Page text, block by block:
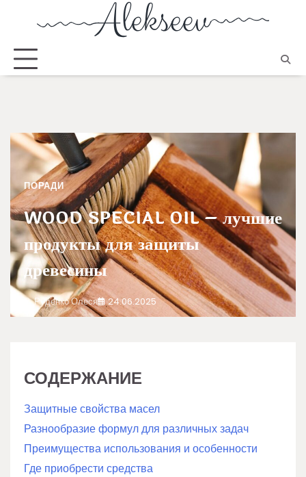
ПОРАДИ
WOOD SPECIAL OIL – лучшие
продукты для защиты
древесины
Руденко Олеся 24.06.2025
СОДЕРЖАНИЕ
Защитные свойства масел
Разнообразие формул для различных задач
Преимущества использования и особенности
Где приобрести средства